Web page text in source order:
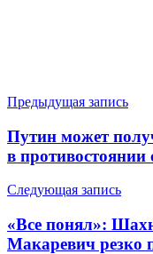
Навигация
по
записям
Предыдущая запись
Путин может
в противостоянии
Следующая запись
«Все понял»:
Макаревич резко